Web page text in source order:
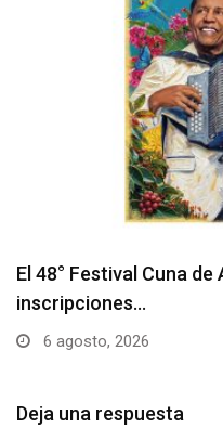
Barranquilla realizará
Patria…
6 agosto, 2026
Deja una respuesta